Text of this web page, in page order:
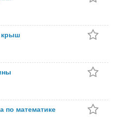
крыш
по математике